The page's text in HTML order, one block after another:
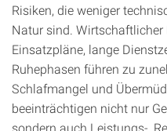
Risiken, die weniger
Natur sind. Wirtschaftlicher
Einsatzpläne, lange
Ruhephasen führen zu
Schlafmangel und
beeinträchtigen nicht nur
sondern auch Leistungs-,